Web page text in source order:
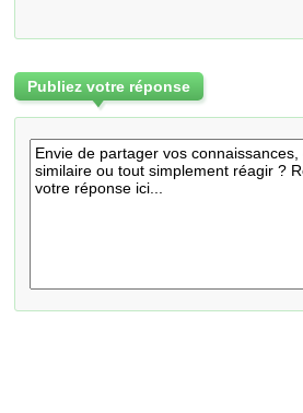
Publiez votre réponse